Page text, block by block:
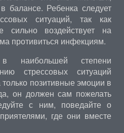
балансе. Ребенка следует
ситуаций, так как
сильно воздействует на
противиться инфекциям.
степени
стрессовых ситуаций
позитивные эмоции в
он должен сам пожелать
с ним, поведайте о
где они вместе